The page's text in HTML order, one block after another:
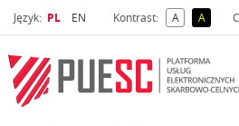
Język: Wybrany język
PL Wybierz język
EN Kontrast: Akontrast
A